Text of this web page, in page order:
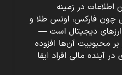
اطلاعات در زمینه
چون فارکس، اونس طلا و
دیجیتال است —
بر محبوبیت آن‌ها افزوده
آینده مالی افراد ایفا